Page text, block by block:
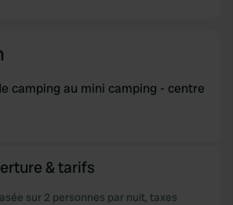
camping au mini camping - centre
& tarifs
sur 2 personnes par nuit, taxes